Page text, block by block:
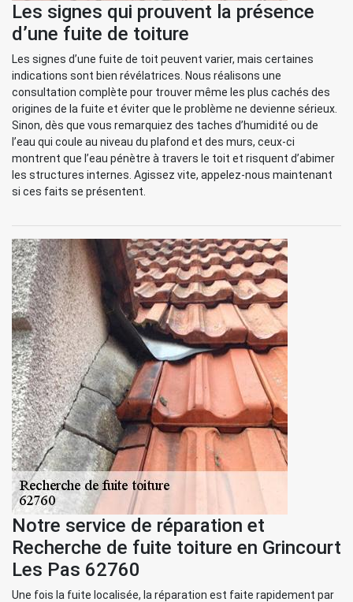
Les signes qui prouvent la présence
d’une fuite de toiture
Les signes d’une fuite de toit peuvent varier, mais certaines
indications sont bien révélatrices. Nous réalisons une
consultation complète pour trouver même les plus cachés des
origines de la fuite et éviter que le problème ne devienne sérieux.
Sinon, dès que vous remarquiez des taches d’humidité ou de
l’eau qui coule au niveau du plafond et des murs, ceux-ci
montrent que l’eau pénètre à travers le toit et risquent d’abimer
les structures internes. Agissez vite, appelez-nous maintenant
si ces faits se présentent.
Notre service de réparation et
Recherche de fuite toiture en Grincourt
Les Pas 62760
Une fois la fuite localisée, la réparation est faite rapidement par